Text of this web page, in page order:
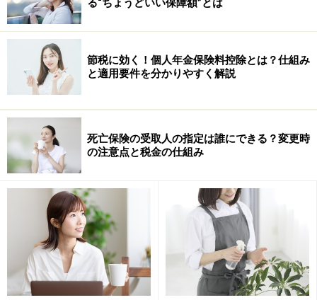
夫婦で別々の契約で生命保険に入っている方でも、どち
らの保険も「契約者」を夫にしてある例も多く見られま
す。これにも注意が必要です。
節税に効く！個人年金保険料控除とは？仕組み
と適用要件を分かりやすく解説
死亡保険の受取人の指定は誰にできる？変更時
の注意点と税金の仕組み